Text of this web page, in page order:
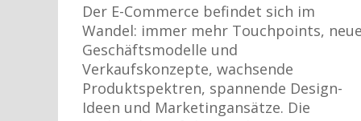
Der E-Commerce befindet sich im
Wandel: immer mehr Touchpoints,
Geschäftsmodelle und
Verkaufskonzepte, wachsende
Produktspektren, spannende Design-
Ideen und Marketingansätze. Die